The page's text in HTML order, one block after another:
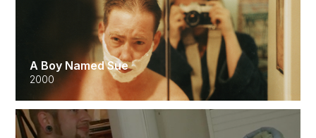
A Boy Named Sue
2000